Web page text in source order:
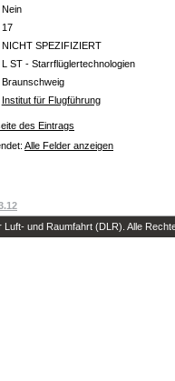
Nein
17
NICHT SPEZIFIZIERT
L ST - Starrflüglertechnologien
Braunschweig
Institut für Flugführung
des Eintrags
Alle Felder anzeigen
und Raumfahrt (DLR). Alle